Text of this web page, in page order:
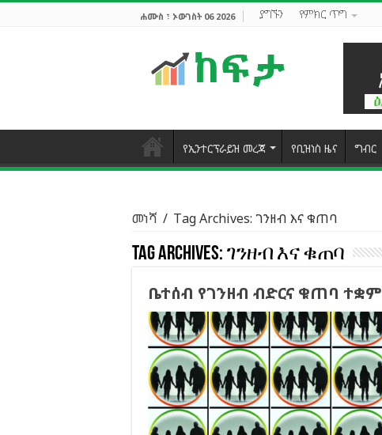
ሐሙስ ፣ ኦውገስት 06 2026 ያግኙን የምክር ጥግ
የኢንተርፕራይዝ መረጃ የቢዝነስ ዜና ግብር
መነሻ / Tag Archives: ገንዘብ እና ቁጠባ
Tag Archives: ገንዘብ እና ቁጠባ
ቤተሰብ የገንዘብ ብድርና ቁጠባ ተቋም